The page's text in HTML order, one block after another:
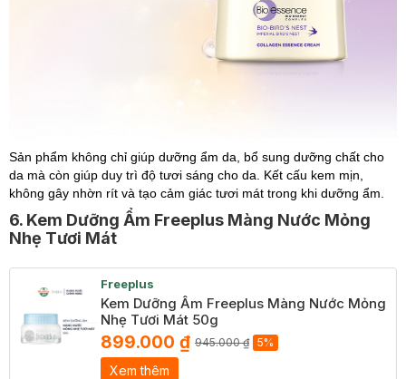
Sản phẩm không chỉ giúp dưỡng ẩm da, bổ sung dưỡng chất cho
da mà còn giúp duy trì độ tươi sáng cho da. Kết cấu kem mịn,
không gây nhờn rít và tạo cảm giác tươi mát trong khi dưỡng ẩm.
6. Kem Dưỡng Ẩm Freeplus Màng Nước Mỏng
Nhẹ Tươi Mát
Freeplus
Kem Dưỡng Ẩm Freeplus Màng Nước Mỏng
Nhẹ Tươi Mát 50g
899.000 ₫ 945.000 ₫ 5%
Xem thêm